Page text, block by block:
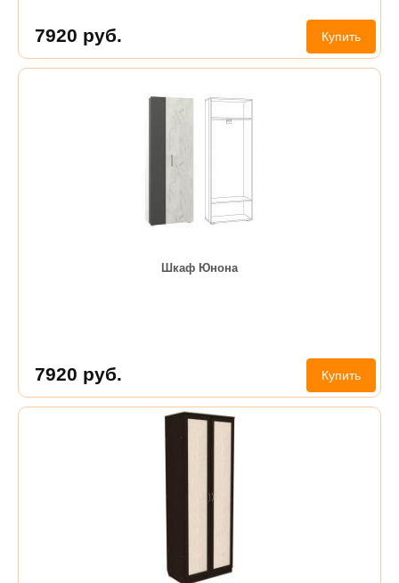
7920 руб. Купить
Шкаф Юнона
7920 руб. Купить